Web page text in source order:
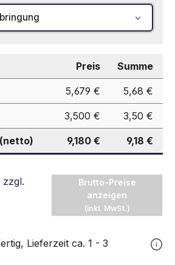
Preis Summe
5,679 € 5,68 €
3,500 € 3,50 €
9,180 € 9,18 €
zzgl.
Brutto-Preise
anzeigen
(inkl. MwSt.)
Lieferzeit ca. 1 - 3